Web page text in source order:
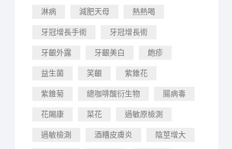
淋病 減肥天母 熱熱喝
牙冠增長手術 牙冠增長術
牙齦外露 牙齦美白 皰疹
益生菌 笑齦 紫錐花
紫錐菊 總咖啡酸衍生物 腸病毒
花賜康 菜花 過敏原檢測
過敏檢測 酒糟皮膚炎 陰莖增大